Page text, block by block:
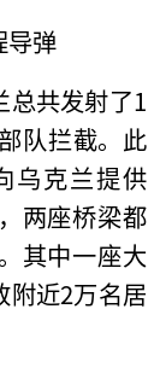
导弹
总共发射了1
队拦截。此
乌克兰提供
两座桥梁都
其中一座大
附近2万名居